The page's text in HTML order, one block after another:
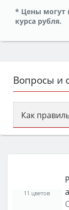
* Цены могут
курса рубля.
Вопросы и
Как
Сначала
затем
функции
защита от
11 цветов